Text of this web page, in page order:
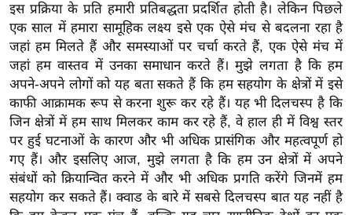
यं
ग
इं
डि
या
सा
हि
त्य
ज
ग
इस प्रक्रिया के प्रति हमारी प्रतिबद्धता प्रदर्शित होती है। लेकिन पिछले
एक साल में हमारा सामूहिक लक्ष्य इसे एक ऐसे मंच से बदलना रहा है
जहां हम मिलते हैं और समस्याओं पर चर्चा करते हैं, एक ऐसे मंच में
जहां हम वास्तव में उनका समाधान करते हैं। मुझे लगता है कि हम
अपने-अपने लोगों को यह बता सकते हैं कि हम सहयोग के क्षेत्रों में इसे
काफी आक्रामक रूप से करना शुरू कर रहे हैं। यह भी दिलचस्प है कि
जिन क्षेत्रों में हम साथ मिलकर काम कर रहे हैं, वे हाल ही में विश्व स्तर
पर हुई घटनाओं के कारण और भी अधिक प्रासंगिक और महत्वपूर्ण हो
गए हैं। और इसलिए आज, मुझे लगता है कि हम उन क्षेत्रों में अपने
संबंधों को क्रियान्वित करने में और भी अधिक प्रगति करेंगे जिनमें हम
सहयोग कर सकते हैं। क्वाड के बारे में सबसे दिलचस्प बात यह नहीं है